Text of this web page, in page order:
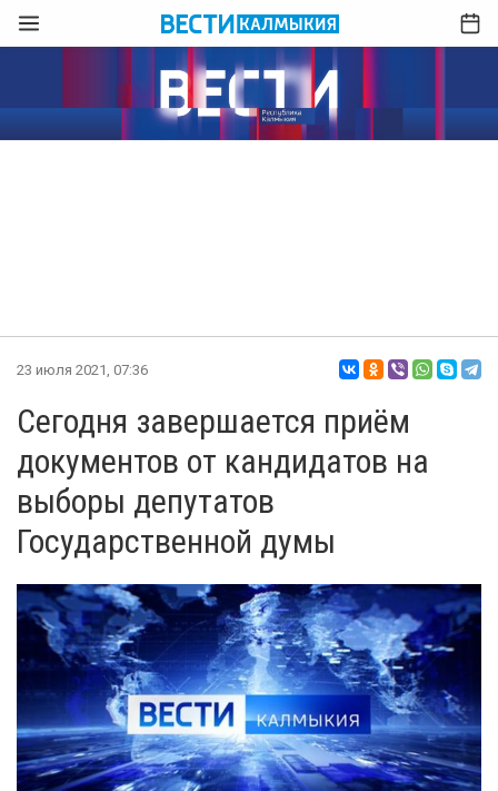
23 июля 2021, 07:36
Сегодня завершается приём
документов от кандидатов на
выборы депутатов
Государственной думы